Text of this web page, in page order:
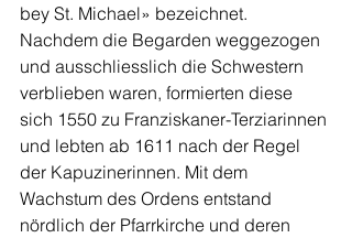
bey St. Michael» bezeichnet.
Nachdem die Begarden weggezogen
und ausschliesslich die Schwestern
verblieben waren, formierten diese
sich 1550 zu Franziskaner-Terziarinnen
und lebten ab 1611 nach der Regel
der Kapuzinerinnen. Mit dem
Wachstum des Ordens entstand
nördlich der Pfarrkirche und deren